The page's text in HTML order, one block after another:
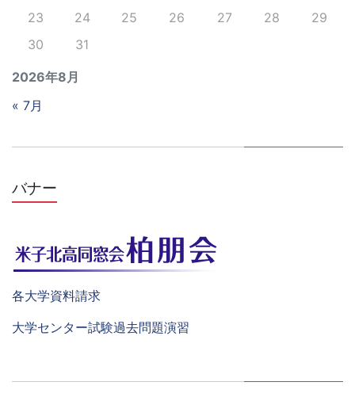
2026年8月
23
24 25 26 27 28
29
30
31
« 7月
バナー
各大学資料請求
大学センター試験過去問題演習